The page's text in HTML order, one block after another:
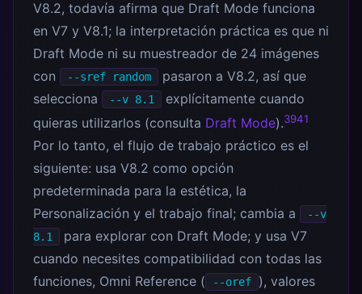
V8.2, todavía afirma que Draft Mode funciona
en V7 y V8.1; la interpretación práctica es que ni
Draft Mode ni su muestreador de 24 imágenes
con
--sref random
pasaron a V8.2, así que
selecciona
--v 8.1
explícitamente cuando
quieras utilizarlos (consulta Draft Mode).3941
Por lo tanto, el flujo de trabajo práctico es el
siguiente: usa V8.2 como opción
predeterminada para la estética, la
Personalización y el trabajo final; cambia a
--v
8.1
para explorar con Draft Mode; y usa V7
cuando necesites compatibilidad con todas las
funciones, Omni Reference (
--oref
), valores